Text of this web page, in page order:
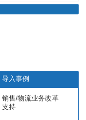
导入事例
销售/物流业务改革
支持